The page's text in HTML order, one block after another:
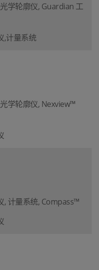
学轮廓仪, Guardian 工
,计量系统
学轮廓仪, Nexview™
, 计量系统, Compass™